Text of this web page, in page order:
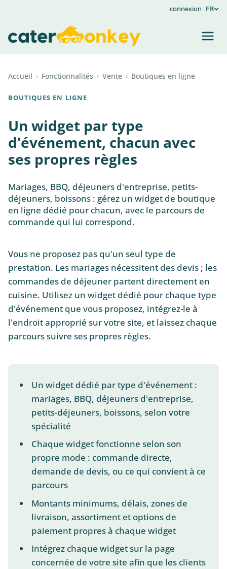
connexion FR
Accueil › Fonctionnalités › Vente › Boutiques en ligne
BOUTIQUES EN LIGNE
Un widget par type
d'événement, chacun avec
ses propres règles
Mariages, BBQ, déjeuners d'entreprise, petits-
déjeuners, boissons : gérez un widget de boutique
en ligne dédié pour chacun, avec le parcours de
commande qui lui correspond.
Vous ne proposez pas qu'un seul type de
prestation. Les mariages nécessitent des devis ; les
commandes de déjeuner partent directement en
cuisine. Utilisez un widget dédié pour chaque type
d'événement que vous proposez, intégrez-le à
l'endroit approprié sur votre site, et laissez chaque
parcours suivre ses propres règles.
Un widget dédié par type d'événement :
mariages, BBQ, déjeuners d'entreprise,
petits-déjeuners, boissons, selon votre
spécialité
Chaque widget fonctionne selon son
propre mode : commande directe,
demande de devis, ou ce qui convient à ce
parcours
Montants minimums, délais, zones de
livraison, assortiment et options de
paiement propres à chaque widget
Intégrez chaque widget sur la page
concernée de votre site afin que les clients